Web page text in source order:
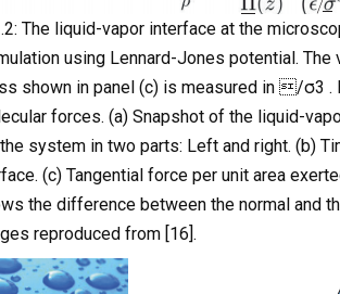
The liquid-vapor interface at the
using Lennard-Jones potential.
shown in panel (c) is measured in /σ3
forces. (a) Snapshot of the liquid-
system in two parts: Left and right. (b)
(c) Tangential force per unit area
the difference between the normal and
reproduced from [16].